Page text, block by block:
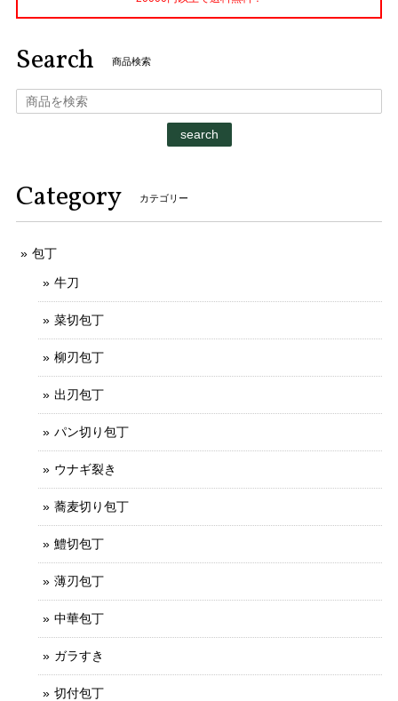
Search 商品検索
search
Category カテゴリー
包丁
牛刀
菜切包丁
柳刃包丁
出刃包丁
パン切り包丁
ウナギ裂き
蕎麦切り包丁
鱧切包丁
薄刃包丁
中華包丁
ガラすき
切付包丁